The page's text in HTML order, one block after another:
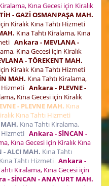
Kına Gecesi için Kiralık
- GAZİ OSMANPAŞA MAH.
Kiralık Kına Tahtı Hizmeti
Kına Tahtı Kiralama, Kına
Ankara - MEVLANA -
Kına Gecesi için Kiralık
- TÖREKENT MAH.
Kiralık Kına Tahtı Hizmeti
MAH. Kına Tahtı Kiralama,
Hizmeti Ankara - PLEVNE -
Kına Gecesi için Kiralık
- PLEVNE MAH. Kına
Kına Tahtı Hizmeti
Kına Tahtı Kiralama,
Hizmeti Ankara - SİNCAN -
Kına Gecesi için Kiralık Kına
ALCI MAH. Kına Tahtı
Tahtı Hizmeti Ankara -
Kiralama, Kına Gecesi için
- SİNCAN - ANAYURT MAH.